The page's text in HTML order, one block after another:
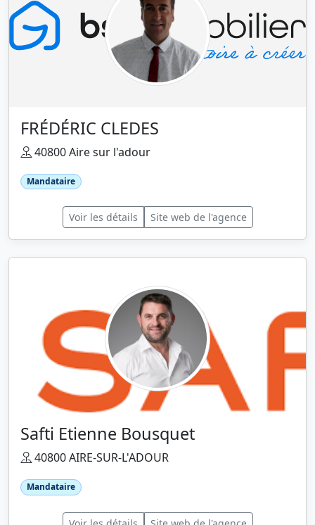
FRÉDÉRIC CLEDES
40800 Aire sur l'adour
Mandataire
Voir les détails Site web de l'agence
Safti Etienne Bousquet
40800 AIRE-SUR-L'ADOUR
Mandataire